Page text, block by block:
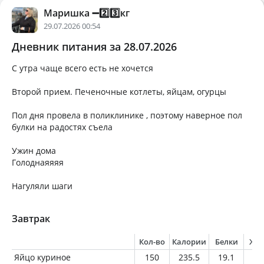
Маришка ➖2️⃣3️⃣кг
29.07.2026 00:54
Дневник питания за 28.07.2026
С утра чаще всего есть не хочется
Второй прием. Печеночные котлеты, яйцам, огурцы
Пол дня провела в поликлинике , поэтому наверное пол
булки на радостях съела
Ужин дома
Голоднаяяяя
Нагуляли шаги
Завтрак
Кол-во Калории Белки
Яйцо куриное 150 235.5 19.1